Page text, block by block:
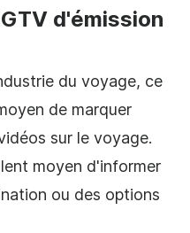
d'émission
du voyage, ce
de marquer
sur le voyage.
moyen d'informer
ou des options